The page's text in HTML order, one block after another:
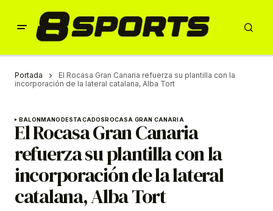
Portada
El Rocasa Gran Canaria refuerza su plantilla con la
incorporación de la lateral catalana, Alba Tort
BALONMANODESTACADOSROCASA GRAN CANARIA
El Rocasa Gran Canaria
refuerza su plantilla con la
incorporación de la lateral
catalana, Alba Tort